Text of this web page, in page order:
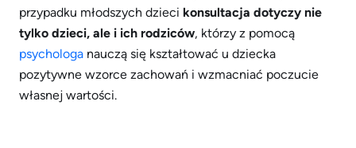
przypadku młodszych dzieci konsultacja dotyczy nie
tylko dzieci, ale i ich rodziców, którzy z pomocą
psychologa nauczą się kształtować u dziecka
pozytywne wzorce zachowań i wzmacniać poczucie
własnej wartości.